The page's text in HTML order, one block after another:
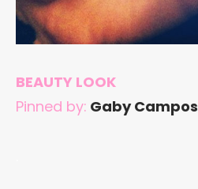
BEAUTY LOOK
Pinned by: Gaby Campos